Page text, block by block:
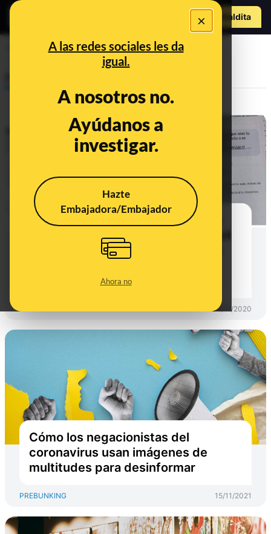
×
A las redes sociales les da
igual.
A nosotros no.
Ayúdanos a
investigar.
Hazte
Embajadora/Embajador
Ahora no
Hazte Maldito
"No puedo creer que seas tú que
sales en esta foto": la Guardia Civil
alertó de este troyano hace años
haya vuelto a circular
PREBUNKING 04/11/2020
Cómo los negacionistas del
coronavirus usan imágenes de
multitudes para desinformar
PREBUNKING 15/11/2021